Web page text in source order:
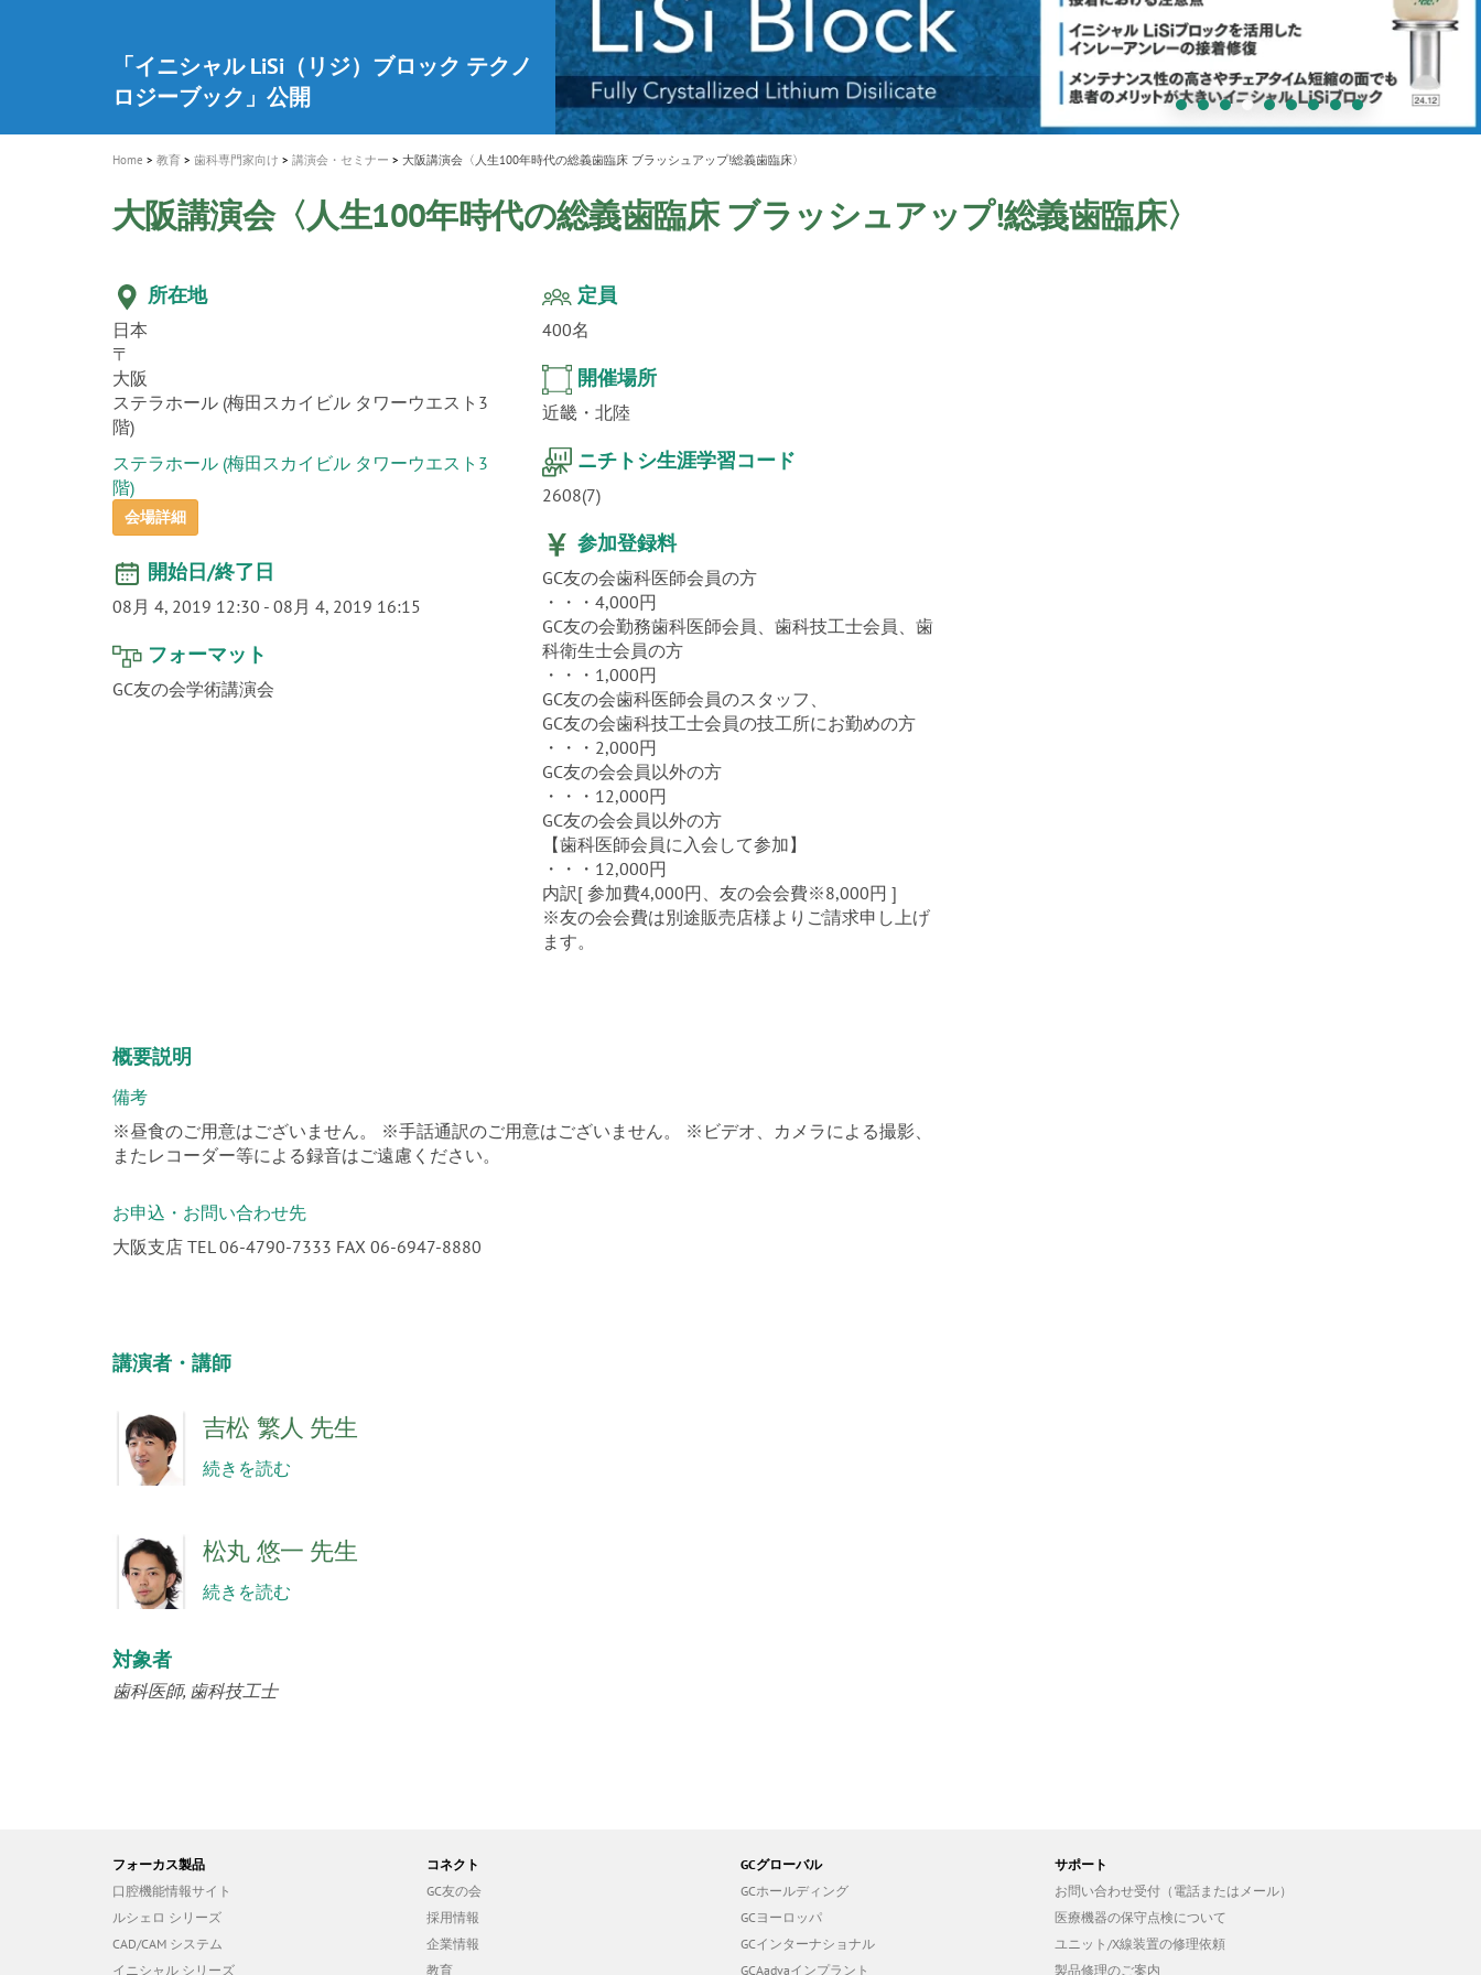
o
n
A healthy smile greatly contributes to your
quality of life
新発売 エバーエックス フロー
製品の詳細情報はこちら
「セラスマート テクノロジーブック」公
開
「イニシャル LiSi（リジ）ブロック テクノ
ロジーブック」公開
歯を内部まで白くする
医療ホワイトニング ティオン®
新製品 イオム ナゴミ for DH
専用サイトはこちら
新製品バキュクレーブ 118 / 318 Prime
製品の詳細情報はこちら
インプラント Aadva®
ショートインプラント新発売
GCグループ企業
Home 教育 歯科専門家向け 講演会・セミナー 大阪講演会〈人生100年時代の総義歯臨床 ブラッシュアップ!総義歯臨床〉
大阪講演会〈人生100年時代の総義歯臨床 ブラッシュアップ!総義歯臨床〉
所在地
日本
〒
大阪
ステラホール (梅田スカイビル タワーウエスト3
階)
ステラホール (梅田スカイビル タワーウエスト3
階)
会場詳細
開始日/終了日
08月 4, 2019 12:30 - 08月 4, 2019 16:15
フォーマット
GC友の会学術講演会
定員
400名
開催場所
近畿・北陸
ニチトシ生涯学習コード
2608(7)
参加登録料
GC友の会歯科医師会員の方
・・・4,000円
GC友の会勤務歯科医師会員、歯科技工士会員、歯
科衛生士会員の方
・・・1,000円
GC友の会歯科医師会員のスタッフ、
GC友の会歯科技工士会員の技工所にお勤めの方
・・・2,000円
GC友の会会員以外の方
・・・12,000円
GC友の会会員以外の方
【歯科医師会員に入会して参加】
・・・12,000円
内訳[ 参加費4,000円、友の会会費※8,000円 ]
※友の会会費は別途販売店様よりご請求申し上げ
ます。
概要説明
備考
※昼食のご用意はございません。 ※手話通訳のご用意はございません。 ※ビデオ、カメラによる撮影、
またレコーダー等による録音はご遠慮ください。
お申込・お問い合わせ先
大阪支店 TEL 06-4790-7333 FAX 06-6947-8880
講演者・講師
吉松 繁人 先生
続きを読む
松丸 悠一 先生
続きを読む
対象者
歯科医師 歯科技工士
フォーカス製品
口腔機能情報サイト
ルシェロ シリーズ
CAD/CAM システム
イニシャル シリーズ
コネクト
GC友の会
採用情報
企業情報
教育
GCグローバル
GCホールディング
GCヨーロッパ
GCインターナショナル
GCAadvaインプラント
サポート
お問い合わせ受付（電話またはメール）
医療機器の保守点検について
ユニット/X線装置の修理依頼
製品修理のご案内